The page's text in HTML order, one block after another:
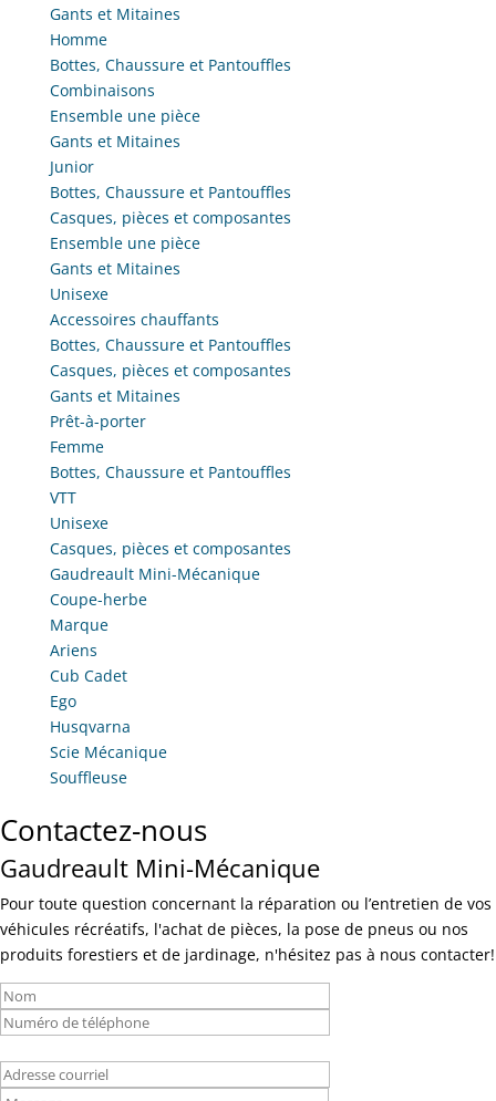
Gants et Mitaines
Homme
Bottes, Chaussure et Pantouffles
Combinaisons
Ensemble une pièce
Gants et Mitaines
Junior
Bottes, Chaussure et Pantouffles
Casques, pièces et composantes
Ensemble une pièce
Gants et Mitaines
Unisexe
Accessoires chauffants
Bottes, Chaussure et Pantouffles
Casques, pièces et composantes
Gants et Mitaines
Prêt-à-porter
Femme
Bottes, Chaussure et Pantouffles
VTT
Unisexe
Casques, pièces et composantes
Gaudreault Mini-Mécanique
Coupe-herbe
Marque
Ariens
Cub Cadet
Ego
Husqvarna
Scie Mécanique
Souffleuse
Contactez-nous
Gaudreault Mini-Mécanique
Pour toute question concernant la réparation ou l’entretien de vos
véhicules récréatifs, l'achat de pièces, la pose de pneus ou nos
produits forestiers et de jardinage, n'hésitez pas à nous contacter!